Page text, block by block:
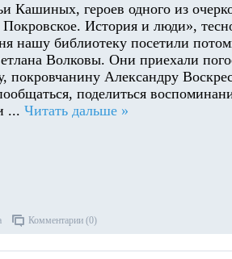
Кашиных, героев одного из
История и люди»,
нашу библиотеку посетили
Волковы. Они приехали
покровчанину Александру
поделиться
... Читать дальше »
Комментарии (0)